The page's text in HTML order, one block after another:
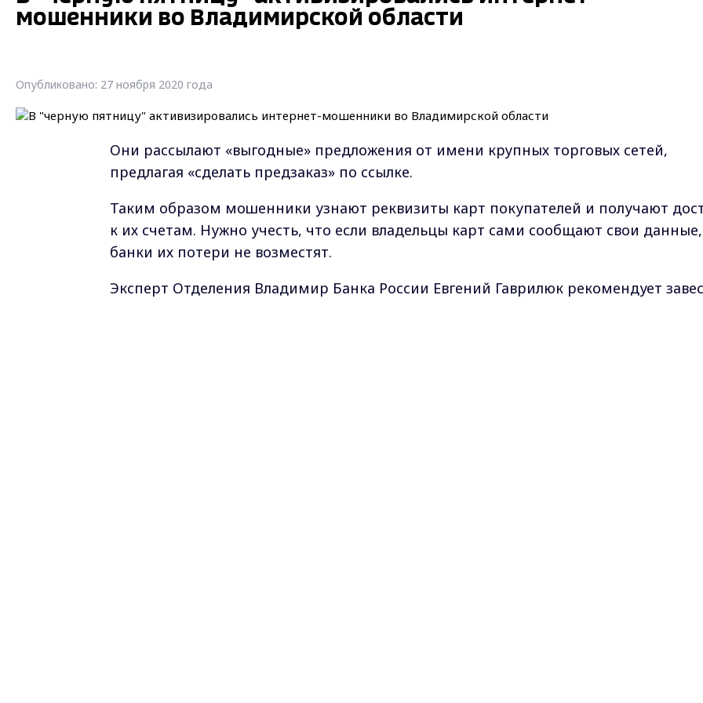
мошенники во Владимирской области
Опубликовано: 27 ноября 2020 года
Они рассылают «выгодные» предложения от имени крупных торговых сетей,
предлагая «сделать предзаказ» по ссылке.
Таким образом мошенники узнают реквизиты карт покупателей и получают
к их счетам. Нужно учесть, что если владельцы карт сами сообщают свои
банки их потери не возместят.
Эксперт Отделения Владимир Банка России Евгений Гаврилюк рекомендует